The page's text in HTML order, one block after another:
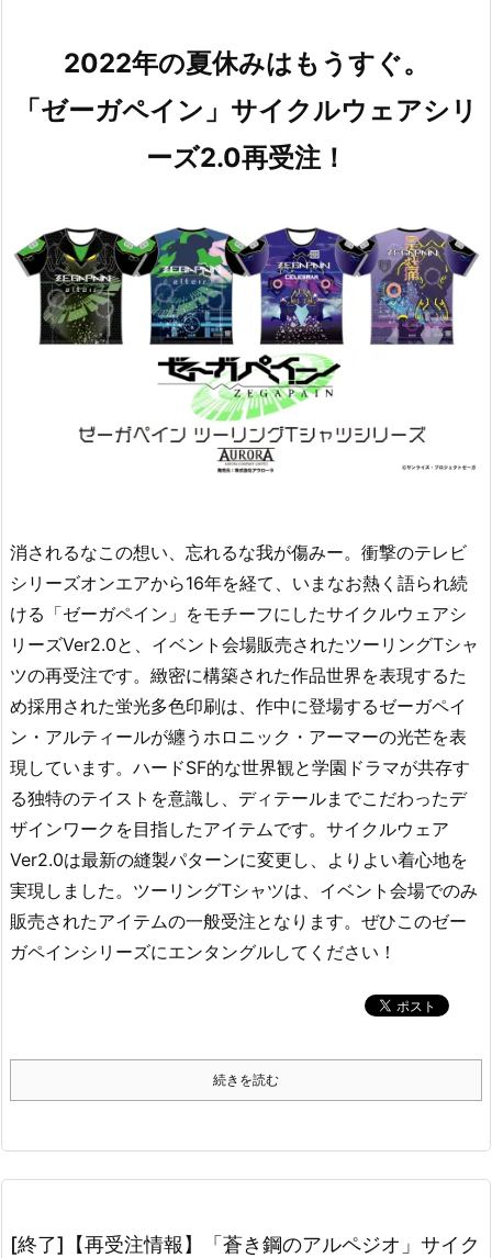
2022年の夏休みはもうすぐ。
「ゼーガペイン」サイクルウェアシリ
ーズ2.0再受注！
消されるなこの想い、忘れるな我が傷みー。衝撃のテレビ
シリーズオンエアから16年を経て、いまなお熱く語られ続
ける「ゼーガペイン」をモチーフにしたサイクルウェアシ
リーズVer2.0と、イベント会場販売されたツーリングTシャ
ツの再受注です。緻密に構築された作品世界を表現するた
め採用された蛍光多色印刷は、作中に登場するゼーガペイ
ン・アルティールが纏うホロニック・アーマーの光芒を表
現しています。ハードSF的な世界観と学園ドラマが共存す
る独特のテイストを意識し、ディテールまでこだわったデ
ザインワークを目指したアイテムです。サイクルウェア
Ver2.0は最新の縫製パターンに変更し、よりよい着心地を
実現しました。ツーリングTシャツは、イベント会場でのみ
販売されたアイテムの一般受注となります。ぜひこのゼー
ガペインシリーズにエンタングルしてください！
続きを読む
[終了]【再受注情報】「蒼き鋼のアルペジオ」サイク